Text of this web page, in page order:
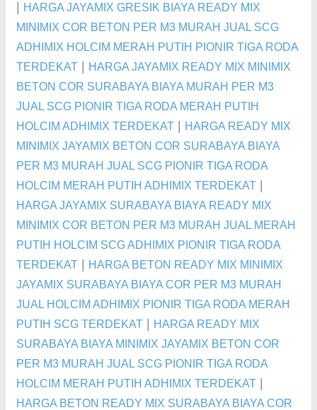
HARGA JAYAMIX GRESIK BIAYA READY MIX
MINIMIX COR BETON PER M3 MURAH JUAL SCG
ADHIMIX HOLCIM MERAH PUTIH PIONIR TIGA RODA
TERDEKAT
HARGA JAYAMIX READY MIX MINIMIX
BETON COR SURABAYA BIAYA MURAH PER M3
JUAL SCG PIONIR TIGA RODA MERAH PUTIH
HOLCIM ADHIMIX TERDEKAT
HARGA READY MIX
MINIMIX JAYAMIX BETON COR SURABAYA BIAYA
PER M3 MURAH JUAL SCG PIONIR TIGA RODA
HOLCIM MERAH PUTIH ADHIMIX TERDEKAT
HARGA JAYAMIX SURABAYA BIAYA READY MIX
MINIMIX COR BETON PER M3 MURAH JUAL MERAH
PUTIH HOLCIM SCG ADHIMIX PIONIR TIGA RODA
TERDEKAT
HARGA BETON READY MIX MINIMIX
JAYAMIX SURABAYA BIAYA COR PER M3 MURAH
JUAL HOLCIM ADHIMIX PIONIR TIGA RODA MERAH
PUTIH SCG TERDEKAT
HARGA READY MIX
SURABAYA BIAYA MINIMIX JAYAMIX BETON COR
PER M3 MURAH JUAL SCG PIONIR TIGA RODA
HOLCIM MERAH PUTIH ADHIMIX TERDEKAT
HARGA BETON READY MIX SURABAYA BIAYA COR